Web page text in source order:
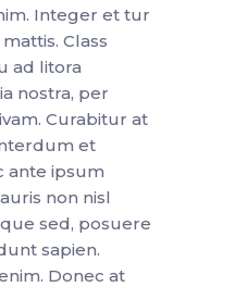
Integer et tur
Class
ad litora
nostra, per
Curabitur at
et
ante ipsum
non nisl
sed, posuere
sapien.
Donec at